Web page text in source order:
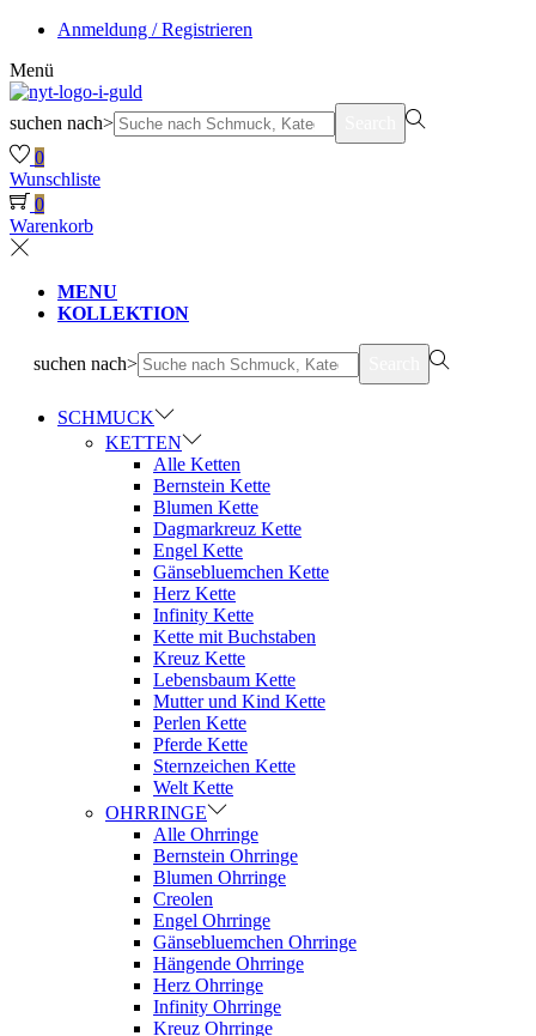
Anmeldung / Registrieren
Menü
suchen nach>
0
Wunschliste
0
Warenkorb
MENU
KOLLEKTION
suchen nach>
SCHMUCK
KETTEN
Alle Ketten
Bernstein Kette
Blumen Kette
Dagmarkreuz Kette
Engel Kette
Gänsebluemchen Kette
Herz Kette
Infinity Kette
Kette mit Buchstaben
Kreuz Kette
Lebensbaum Kette
Mutter und Kind Kette
Perlen Kette
Pferde Kette
Sternzeichen Kette
Welt Kette
OHRRINGE
Alle Ohrringe
Bernstein Ohrringe
Blumen Ohrringe
Creolen
Engel Ohrringe
Gänsebluemchen Ohrringe
Hängende Ohrringe
Herz Ohrringe
Infinity Ohrringe
Kreuz Ohrringe